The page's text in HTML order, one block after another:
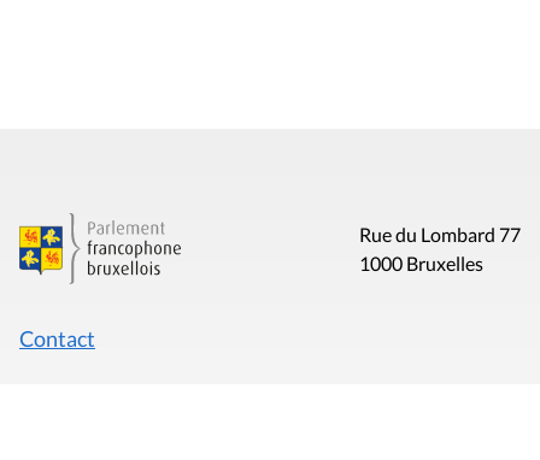
Rue du Lombard 77
1000 Bruxelles
Contact